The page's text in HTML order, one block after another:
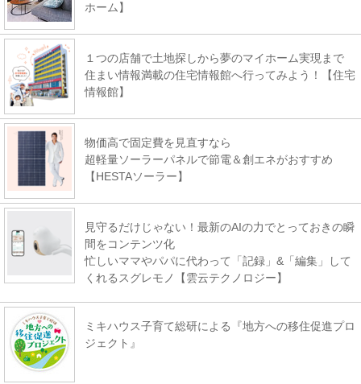
ホーム】
１つの店舗で土地探しから夢のマイホーム実現まで
住まい情報満載の住宅情報館へ行ってみよう！【住宅
情報館】
物価高で固定費を見直すなら
超軽量ソーラーパネルで節電＆創エネがおすすめ
【HESTAソーラー】
見守るだけじゃない！最新のAIの力でとっておきの瞬
間をコンテンツ化
忙しいママやパパに代わって「記録」&「編集」して
くれるスグレモノ【雲云テクノロジー】
ミキハウス子育て総研による『地方への移住促進プロ
ジェクト』